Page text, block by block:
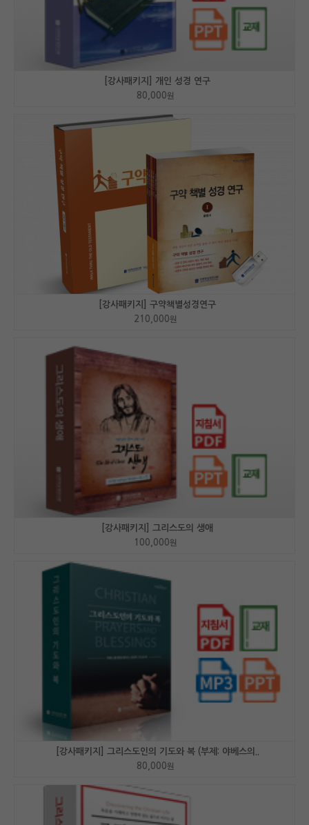
[강사패키지] 개인 성경 연구
80,000원
[강사패키지] 구약책별성경연구
210,000원
[강사패키지] 그리스도의 생애
100,000원
[강사패키지] 그리스도인의 기도와 복 (부제: 야베스의..
80,000원